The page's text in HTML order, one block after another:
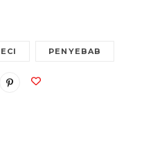
PENYEBAB